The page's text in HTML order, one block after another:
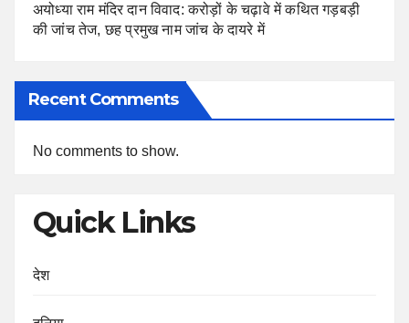
अयोध्या राम मंदिर दान विवाद: करोड़ों के चढ़ावे में कथित गड़बड़ी
की जांच तेज, छह प्रमुख नाम जांच के दायरे में
Recent Comments
No comments to show.
Quick Links
देश